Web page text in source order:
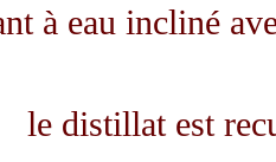
à eau incliné
le distillat est